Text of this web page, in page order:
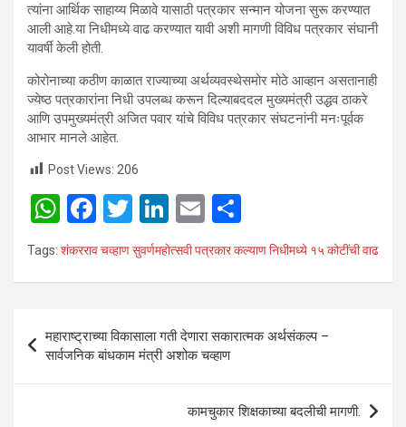
त्यांना आर्थिक साहाय्य मिळावे यासाठी पत्रकार सन्मान योजना सुरू करण्यात
आली आहे.या निधीमध्ये वाढ करण्यात यावी अशी मागणी विविध पत्रकार संघानी
यावर्षी केली होती.
कोरोनाच्या कठीण काळात राज्‍याच्या अर्थव्यवस्थेसमोर मोठे आव्हान असतानाही
ज्‍येष्‍ठ पत्रकारांना निधी उपलब्‍ध करून दिल्‍याबददल मुख्यमंत्री उद्धव ठाकरे
आणि उपमुख्यमंत्री अजित पवार यांचे विविध पत्रकार संघटनांनी मनःपूर्वक
आभार मानले आहेत.
Post Views: 206
W
h
at
A
p
p
F
a
ce
o
o
k
T
wi
tt
Li
n
ke
n
E
m
ail
h
ar
Tags: शंकरराव चव्हाण सुवर्णमहोत्‍सवी पत्रकार कल्‍याण निधीमध्ये १५ कोटींची वाढ
navigation
महाराष्ट्राच्या विकासाला गती देणारा सकारात्मक अर्थसंकल्प –
सार्वजनिक बांधकाम मंत्री अशोक चव्हाण
कामचुकार शिक्षकाच्या बदलीची मागणी.